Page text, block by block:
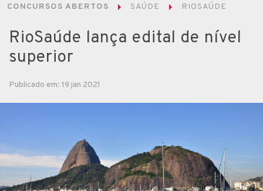
CONCURSOS ABERTOS SAÚDE RIOSAÚDE
RioSaúde lança edital de nível
superior
Publicado em: 19 jan 2021